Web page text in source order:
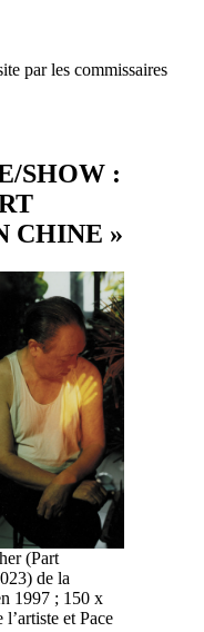
par les commissaires
SHOW :
CHINE »
(Part
de la
1997 ; 150 x
et Pace